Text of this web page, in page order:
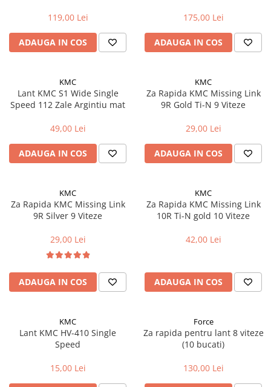
119,00 Lei
ADAUGA IN COS
175,00 Lei
ADAUGA IN COS
KMC
Lant KMC S1 Wide Single
Speed 112 Zale Argintiu mat
49,00 Lei
ADAUGA IN COS
KMC
Za Rapida KMC Missing Link
9R Gold Ti-N 9 Viteze
29,00 Lei
ADAUGA IN COS
KMC
Za Rapida KMC Missing Link
9R Silver 9 Viteze
29,00 Lei
ADAUGA IN COS
KMC
Za Rapida KMC Missing Link
10R Ti-N gold 10 Viteze
42,00 Lei
ADAUGA IN COS
KMC
Lant KMC HV-410 Single
Speed
15,00 Lei
Force
Za rapida pentru lant 8 viteze
(10 bucati)
130,00 Lei